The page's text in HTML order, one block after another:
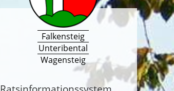
Falkensteig
Unteribental
Wagensteig